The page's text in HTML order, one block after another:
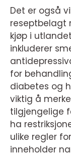
Det er også
reseptbelagt
kjøp i
inkluderer
for
diabetes og
viktig å
tilgjengelige
ha
ulike regler
inneholder